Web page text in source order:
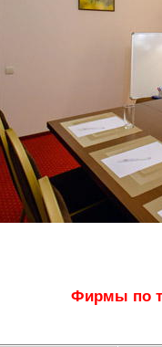
Фирмы по